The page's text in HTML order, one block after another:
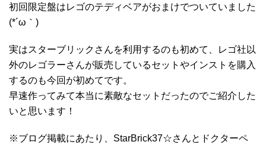
初回限定盤はレゴのテディベアがおまけでついていました
(*´ω｀)
実はスターブリックさんを利用するのも初めて、レゴ社以
外のレゴラーさんが販売しているセットやインストを購入
するのも今回が初めてです。
早速作ってみて本当に素敵なセットだったのでご紹介した
いと思います！
※ブログ掲載にあたり、StarBrick37☆さんとドクターペ